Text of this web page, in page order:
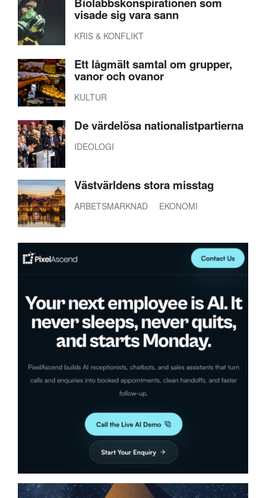
visade sig vara sann
KRIS & KONFLIKT
Ett lågmält samtal om grupper,
vanor och ovanor
KULTUR
De värdelösa nationalistpartierna
IDEOLOGI
Västvärldens stora misstag
ARBETSMARKNAD EKONOMI